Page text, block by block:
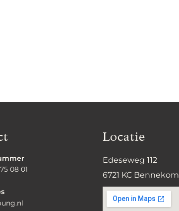
08 01
Locatie
Edeseweg 112
6721 KC Bennekom